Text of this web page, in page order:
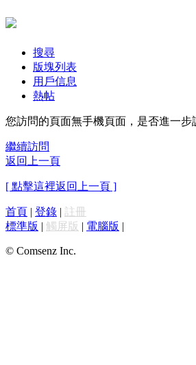
搜尋
版塊列表
用戶信息
熱帖
您訪問的頁面無手機頁面，是否進一步
繼續訪問
返回上一頁
[ 點擊這裡返回上一頁 ]
首頁 | 登錄 | 註冊
標準版 | 觸屏版 | 電腦版 |
© Comsenz Inc.